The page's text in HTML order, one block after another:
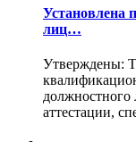
Установлена
лиц…
Утверждены:
аттестации,